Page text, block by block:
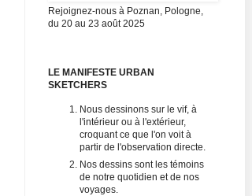
Rejoignez-nous à Poznan, Pologne,
du 20 au 23 août 2025
LE MANIFESTE URBAN
SKETCHERS
Nous dessinons sur le vif, à
l'intérieur ou à l'extérieur,
croquant ce que l'on voit à
partir de l'observation directe.
Nos dessins sont les témoins
de notre quotidien et de nos
voyages.